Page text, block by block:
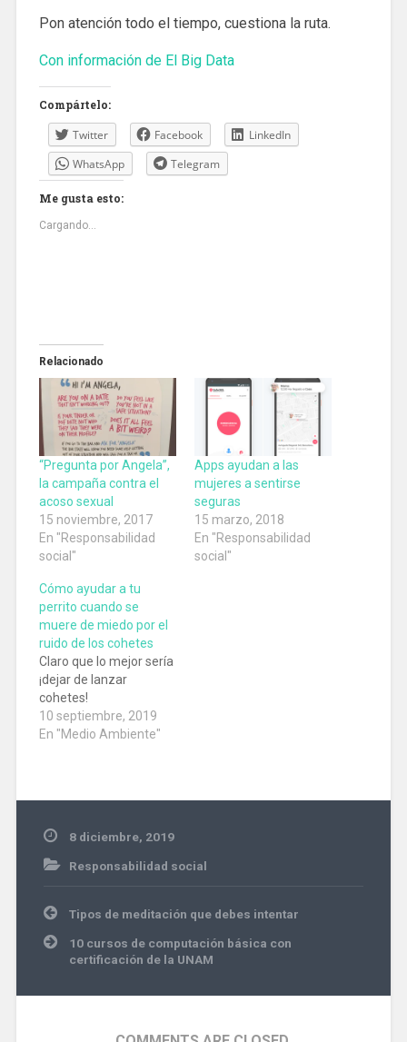
Pon atención todo el tiempo, cuestiona la ruta.
Con información de El Big Data
Compártelo:
Twitter Facebook
LinkedIn
WhatsApp
Telegram
Me gusta esto:
Cargando...
Relacionado
“Pregunta por Angela”,
la campaña contra el
acoso sexual
15 noviembre, 2017
En "Responsabilidad
social"
Apps ayudan a las
mujeres a sentirse
seguras
15 marzo, 2018
En "Responsabilidad
social"
Cómo ayudar a tu
perrito cuando se
muere de miedo por el
ruido de los cohetes
Claro que lo mejor sería
¡dejar de lanzar
cohetes!
10 septiembre, 2019
En "Medio Ambiente"
8 diciembre, 2019
Responsabilidad social
Navegación
entradas
Tipos de meditación que debes intentar
10 cursos de computación básica con
certificación de la UNAM